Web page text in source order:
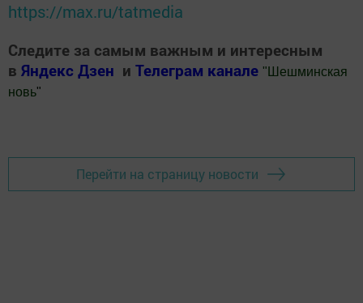
https://max.ru/tatmedia
Следите за самым важным и интересным
в Яндекс Дзен и Телеграм канале " Шешминская
новь"
Перейти на страницу новости